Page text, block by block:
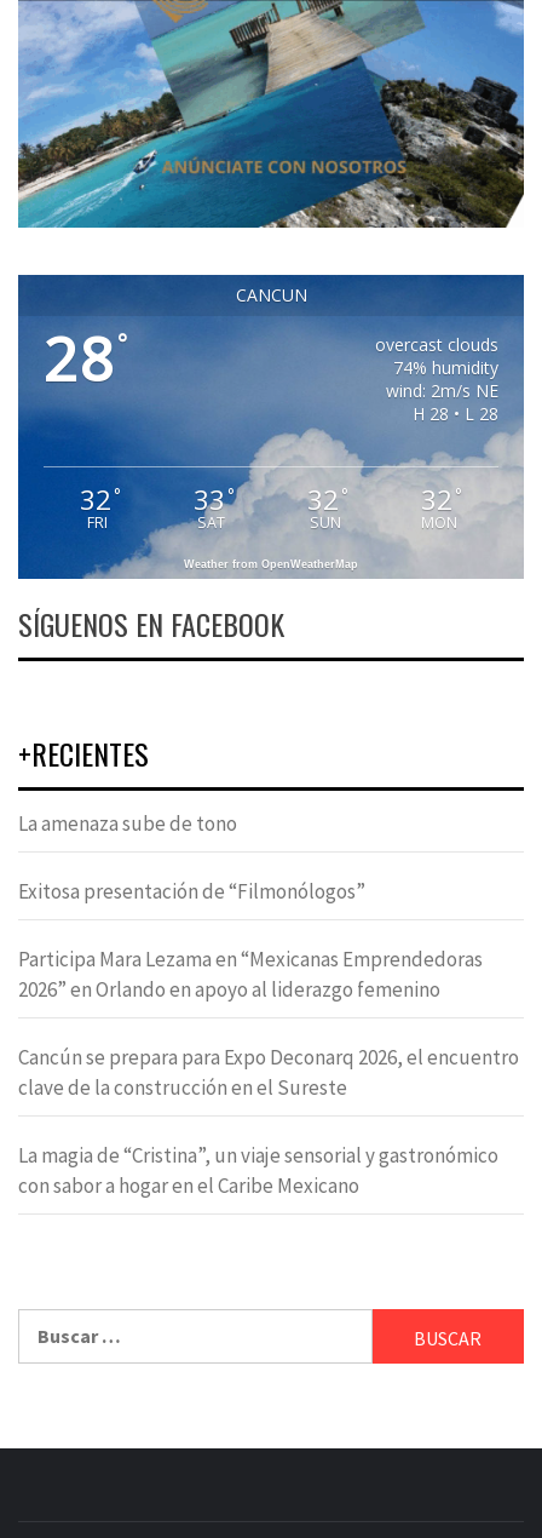
CANCUN
28°
overcast clouds
74% humidity
wind: 2m/s NE
H 28 • L 28
32°
FRI
33°
SAT
32 °
SUN
32 °
MON
Weather from OpenWeatherMap
SÍGUENOS EN FACEBOOK
+RECIENTES
La amenaza sube de tono
Exitosa presentación de “Filmonólogos”
Participa Mara Lezama en “Mexicanas Emprendedoras
2026” en Orlando en apoyo al liderazgo femenino
Cancún se prepara para Expo Deconarq 2026, el encuentro
clave de la construcción en el Sureste
La magia de “Cristina”, un viaje sensorial y gastronómico
con sabor a hogar en el Caribe Mexicano